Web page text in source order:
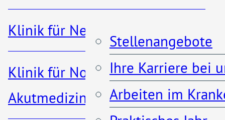
Klinik für Nephrologie
Klinik für Notfall- und
Akutmedizin
Stellenangebote
Ihre Karriere bei
Arbeiten im
Das Zentrum wurde
vom Kuratorium für Dialyse
und Nierentransplantation